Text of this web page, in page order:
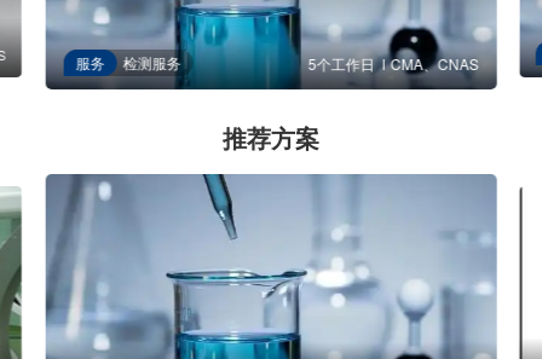
服务 检测服务 5个工作日 CMA、CNAS
推荐方案